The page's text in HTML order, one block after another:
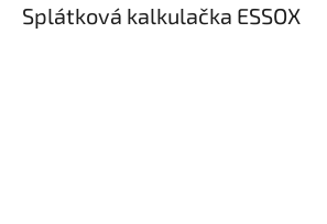
Splátková kalkulačka ESSOX